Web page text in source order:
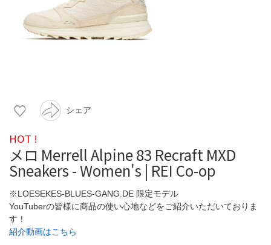
シェア
HOT !
メロ Merrell Alpine 83 Recraft MXD
Sneakers - Women's | REI Co-op
※LOESEKES-BLUES-GANG.DE 限定モデル
YouTuberの皆様に商品の使い心地などをご紹介いただいておりま
す！
紹介動画はこちら